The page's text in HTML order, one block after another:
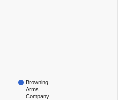
Browning
Arms
Company